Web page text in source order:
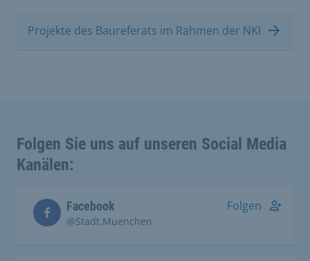
Projekte des Baureferats im Rahmen der NKI
Folgen Sie uns auf unseren Social Media
Kanälen:
Facebook
@Stadt.Muenchen
Folgen